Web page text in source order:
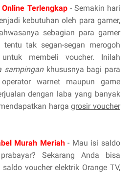
Terlengkap- Semakin hari
kebutuhan oleh para gamer,
sebagian para gamer
tak segan-segan merogoh
membeli voucher. Inilah
sampingankhususnya bagi para
warnet maupun game
dengan laba yang banyak
hargagrosir voucher
Murah Meriah- Mau isi saldo
Sekarang Anda bisa
voucher elektrik Orange TV,